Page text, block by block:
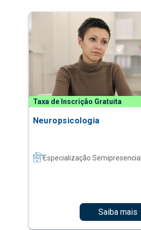
Taxa de Inscrição Gratuita
Neuropsicologia
Especialização Semipresencial
Saiba mais